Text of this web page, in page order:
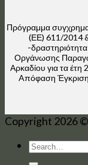
Πρόγραμμα
(ΕΕ) 611/2014
-
Οργάνωσης
Αρκαδίου για τα
Aπόφαση
Copyright 2026 ©